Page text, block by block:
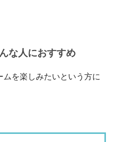
な人におすすめ
を楽しみたいという方に